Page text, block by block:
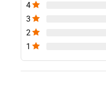
4
3
2
1